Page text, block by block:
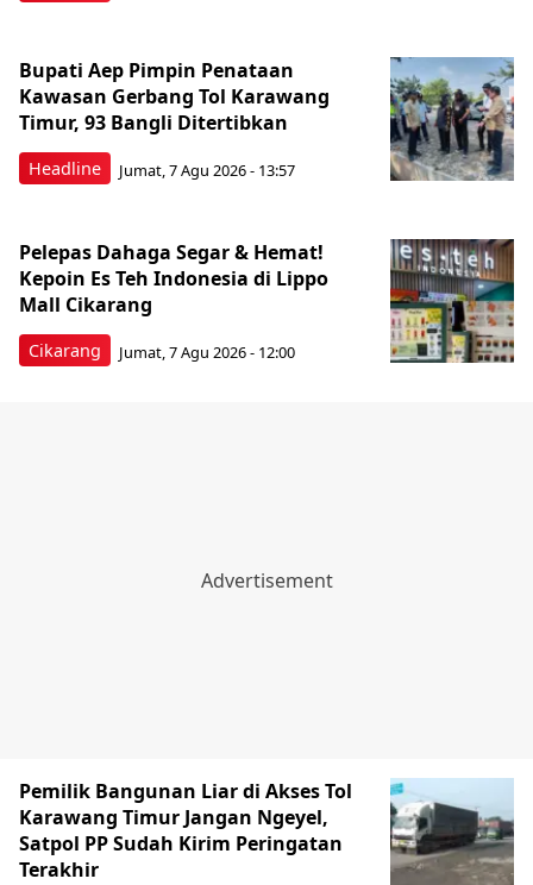
Headline
Bupati Aep Pimpin Penataan
Kawasan Gerbang Tol Karawang
Timur, 93 Bangli Ditertibkan
Jumat, 7 Agu 2026 - 13:57
Cikarang
Pelepas Dahaga Segar & Hemat!
Kepoin Es Teh Indonesia di Lippo
Mall Cikarang
Jumat, 7 Agu 2026 - 12:00
Pemilik Bangunan Liar di Akses Tol
Karawang Timur Jangan Ngeyel,
Satpol PP Sudah Kirim Peringatan
Terakhir